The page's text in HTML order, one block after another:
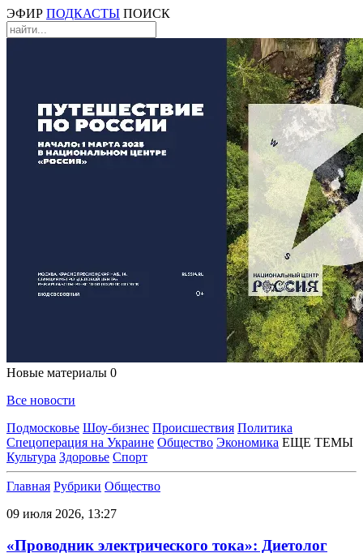
ЭФИР ПОДКАСТЫ ПОИСК
Новые материалы 0
Все новости
Подмосковье Шоу-бизнес Происшествия Политика
Спецоперация на Украине Общество Экономика ЕЩЕ ТЕМЫ
Культура Здоровье Спорт
Главная Рубрики Общество
09 июля 2026, 13:27
«Проводник электрического тока»: Диетолог